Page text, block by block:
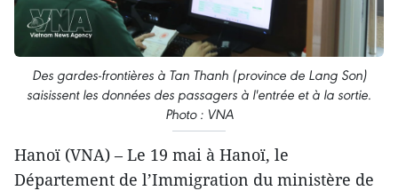
Des gardes-frontières à Tan Thanh (province de Lang Son)
saisissent les données des passagers à l'entrée et à la sortie.
Photo : VNA
Hanoï (VNA) – Le 19 mai à Hanoï, le
Département de l’Immigration du ministère de